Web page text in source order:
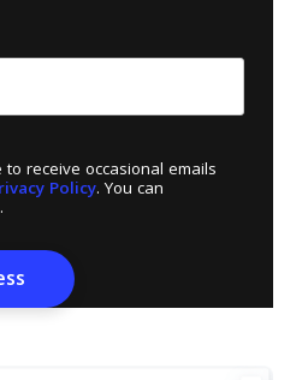
receive occasional emails
Policy. You can